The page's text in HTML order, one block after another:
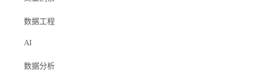
数据工程
AI
数据分析
#职场影响力#职业方向
MAX 会员专属